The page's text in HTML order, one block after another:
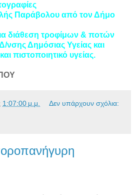
Παράβολου από τον Δήμο
διάθεση τροφίμων & ποτών
νσης Δημόσιας Υγείας και
πιστοποιητικό υγείας.
1:07:00 μ.μ. Δεν υπάρχουν σχόλια: